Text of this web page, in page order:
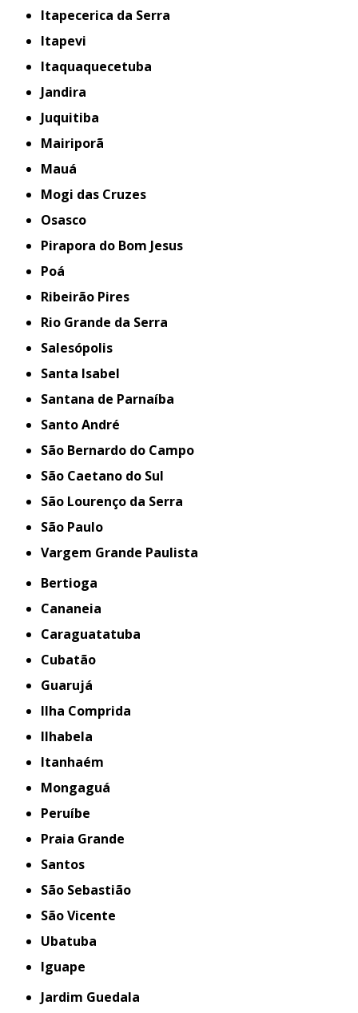
Itapecerica da Serra
Itapevi
Itaquaquecetuba
Jandira
Juquitiba
Mairiporã
Mauá
Mogi das Cruzes
Osasco
Pirapora do Bom Jesus
Poá
Ribeirão Pires
Rio Grande da Serra
Salesópolis
Santa Isabel
Santana de Parnaíba
Santo André
São Bernardo do Campo
São Caetano do Sul
São Lourenço da Serra
São Paulo
Vargem Grande Paulista
Bertioga
Cananeia
Caraguatatuba
Cubatão
Guarujá
Ilha Comprida
Ilhabela
Itanhaém
Mongaguá
Peruíbe
Praia Grande
Santos
São Sebastião
São Vicente
Ubatuba
iguape
Jardim Guedala